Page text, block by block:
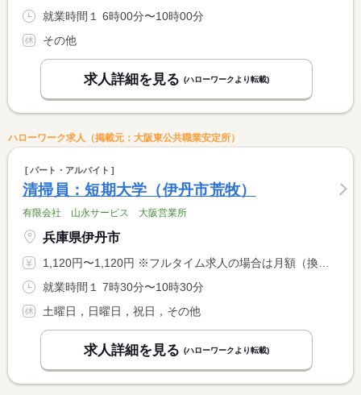
就業時間１ 6時00分〜10時00分
その他
求人詳細を見る (ハローワークより転載)
ハローワーク求人（掲載元：大阪東公共職業安定所）
パート・アルバイト
清掃員：短期大学（伊丹市荒牧）
有限会社 山永サービス 大阪営業所
兵庫県伊丹市
1,120円〜1,120円 ※フルタイム求人の場合は月額（換算額）、パート求人の場合は時間額を表示しています。
就業時間１ 7時30分〜10時30分
土曜日，日曜日，祝日，その他
求人詳細を見る (ハローワークより転載)